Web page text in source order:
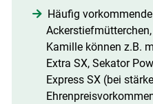
Häufig
Kamille können z.B.
Extra SX, Sekator
Express SX (bei